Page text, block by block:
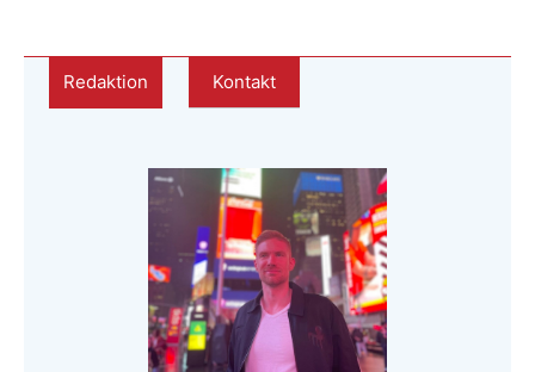
Redaktion Kontakt